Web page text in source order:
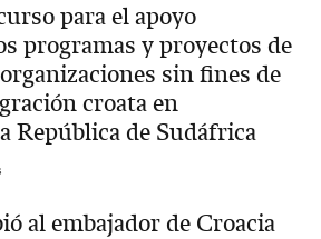
para el apoyo
programas y proyectos de
sin fines de
croata en
República de Sudáfrica
al embajador de Croacia